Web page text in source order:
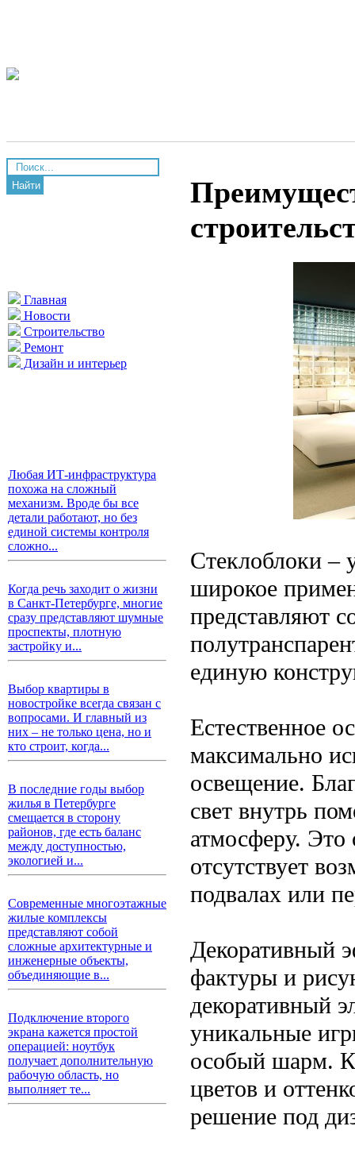
Найти
Главная
Новости
Строительство
Ремонт
Дизайн и интерьер
Любая ИТ-инфраструктура
похожа на сложный
механизм. Вроде бы все
детали работают, но без
единой системы контроля
сложно...
Когда речь заходит о жизни
в Санкт-Петербурге, многие
сразу представляют шумные
проспекты, плотную
застройку и...
Выбор квартиры в
новостройке всегда связан с
вопросами. И главный из
них – не только цена, но и
кто строит, когда...
В последние годы выбор
жилья в Петербурге
смещается в сторону
районов, где есть баланс
между доступностью,
экологией и...
Современные многоэтажные
жилые комплексы
представляют собой
сложные архитектурные и
инженерные объекты,
объединяющие в...
Подключение второго
экрана кажется простой
операцией: ноутбук
получает дополнительную
рабочую область, но
выполняет те...
Стеклоблоки –
широкое
представляют
единую
Естественное
максимально
освещение.
свет внутрь
атмосферу. Это
отсутствует
подвалах или
Декоративный
фактуры и
декоративный
уникальные
особый шарм.
цветов и
решение под